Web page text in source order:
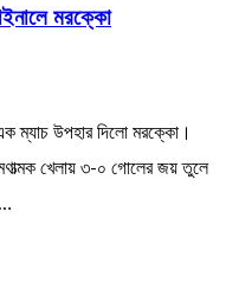
মরক্কো
ম্যাচ উপহার দিলো মরক্কো।
খেলায় ৩-০ গোলের জয় তুলে